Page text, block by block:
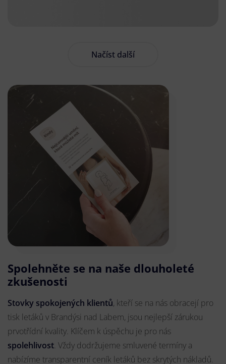
Načíst další
Spolehněte se na naše dlouholeté
zkušenosti
Stovky spokojených klientů, kteří se na nás obracejí pro
tisk letáků v Brandýsi nad Labem, jsou nejlepší zárukou
prvotřídní kvality. Klíčem k úspěchu je pro nás
spolehlivost. Vždy dodržujeme smluvené termíny a
nabízíme transparentní ceník letáků bez skrytých nákladů.